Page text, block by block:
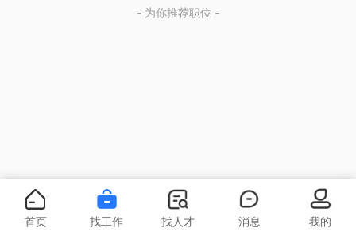
- 为你推荐职位 -
首页 找工作 找人才 消息 我的